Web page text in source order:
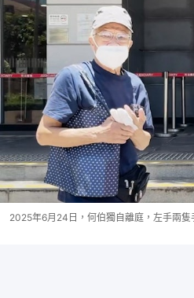
2025年6月24日，何伯獨自離庭，左手兩隻